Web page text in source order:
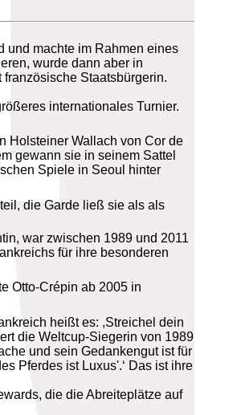
und machte im Rahmen eines
wurde dann aber in
Staatsbürgerin.
internationales Turnier.
Holsteiner Wallach von Cor de
gewann sie in seinem Sattel
Spiele in Seoul hinter
die Garde ließ sie als als
war zwischen 1989 und 2011
für ihre besonderen
Otto-Crépin ab 2005 in
heißt es: ,Streichel dein
die Weltcup-Siegerin von 1989
und sein Gedankengut ist für
Pferdes ist Luxus'.‘ Das ist ihre
die die Abreiteplätze auf